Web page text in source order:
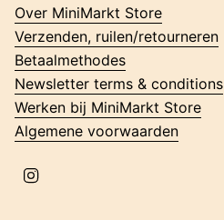
g
r
a
Over MiniMarkt Store
Verzenden, ruilen/retourneren
Betaalmethodes
Newsletter terms & conditions
Werken bij MiniMarkt Store
Algemene voorwaarden